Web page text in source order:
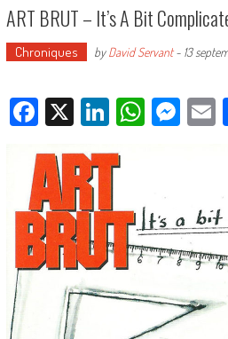
ART BRUT – It’s A Bit
Chroniques byDavid Servant- 13
Facebook
X LinkedIn